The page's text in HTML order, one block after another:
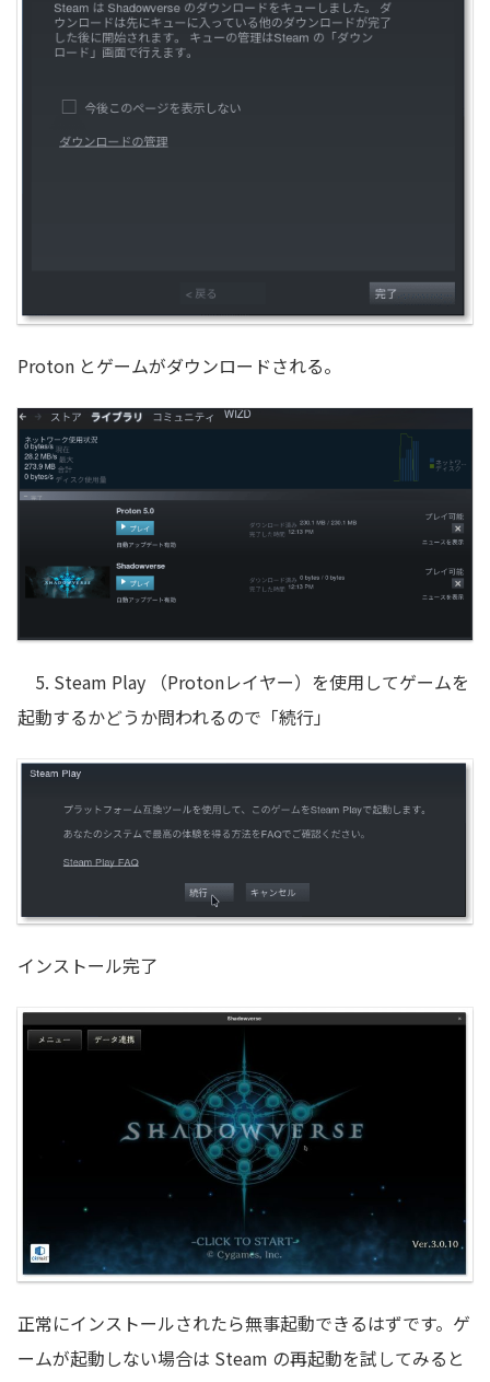
Proton とゲームがダウンロードされる。
5. Steam Play （Protonレイヤー）を使用してゲームを
起動するかどうか問われるので「続行」
インストール完了
正常にインストールされたら無事起動できるはずです。ゲ
ームが起動しない場合は Steam の再起動を試してみると